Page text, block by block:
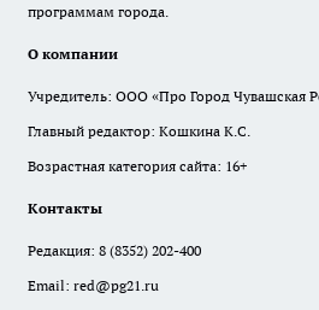
программам города.
О компании
Учредитель: ООО «Про Город Чувашская
Главный редактор: Кошкина К.С.
Возрастная категория сайта: 16+
Контакты
Редакция: 8 (8352) 202-400
Email: red@pg21.ru